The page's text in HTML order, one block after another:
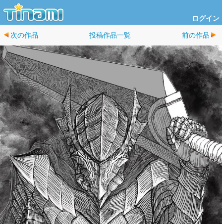
ログイン
次の作品 投稿作品一覧 前の作品